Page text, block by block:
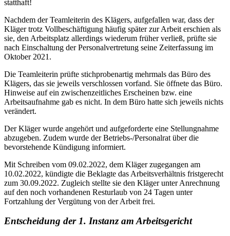
statthaft!
Nachdem der Teamleiterin des Klägers, aufgefallen war, dass der
Kläger trotz Vollbeschäftigung häufig später zur Arbeit erschien als
sie, den Arbeitsplatz allerdings wiederum früher verließ, prüfte sie
nach Einschaltung der Personalvertretung seine Zeiterfassung im
Oktober 2021.
Die Teamleiterin prüfte stichprobenartig mehrmals das Büro des
Klägers, das sie jeweils verschlossen vorfand. Sie öffnete das Büro.
Hinweise auf ein zwischenzeitliches Erscheinen bzw. eine
Arbeitsaufnahme gab es nicht. In dem Büro hatte sich jeweils nichts
verändert.
Der Kläger wurde angehört und aufgeforderte eine Stellungnahme
abzugeben. Zudem wurde der Betriebs-/Personalrat über die
bevorstehende Kündigung informiert.
Mit Schreiben vom 09.02.2022, dem Kläger zugegangen am
10.02.2022, kündigte die Beklagte das Arbeitsverhältnis fristgerecht
zum 30.09.2022. Zugleich stellte sie den Kläger unter Anrechnung
auf den noch vorhandenen Resturlaub von 24 Tagen unter
Fortzahlung der Vergütung von der Arbeit frei.
Entscheidung der 1. Instanz am Arbeitsgericht